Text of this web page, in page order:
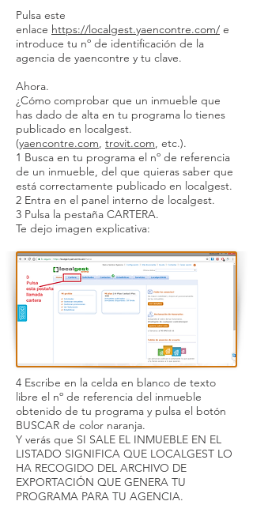
Pulsa este
enlace https://localgest.yaencontre.com/ e
introduce tu nº de identificación de la
agencia de yaencontre y tu clave.
Ahora.
¿Cómo comprobar que un inmueble que
has dado de alta en tu programa lo tienes
publicado en localgest.
(yaencontre.com, trovit.com, etc.).
1 Busca en tu programa el nº de referencia
de un inmueble, del que quieras saber que
está correctamente publicado en localgest.
2 Entra en el panel interno de localgest.
3 Pulsa la pestaña CARTERA.
Te dejo imagen explicativa:
4 Escribe en la celda en blanco de texto
libre el nº de referencia del inmueble
obtenido de tu programa y pulsa el botón
BUSCAR de color naranja.
Y verás que SI SALE EL INMUEBLE EN EL
LISTADO SIGNIFICA QUE LOCALGEST LO
HA RECOGIDO DEL ARCHIVO DE
EXPORTACIÓN QUE GENERA TU
PROGRAMA PARA TU AGENCIA.